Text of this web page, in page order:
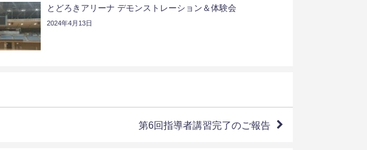
とどろきアリーナ デモンストレーション＆体験会
2024年4月13日
第6回指導者講習完了のご報告